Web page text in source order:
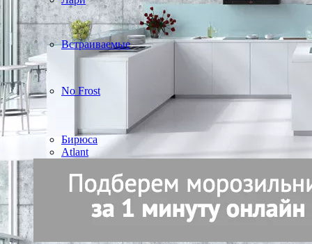
Встраиваемые
No Frost
Бирюса
Atlant